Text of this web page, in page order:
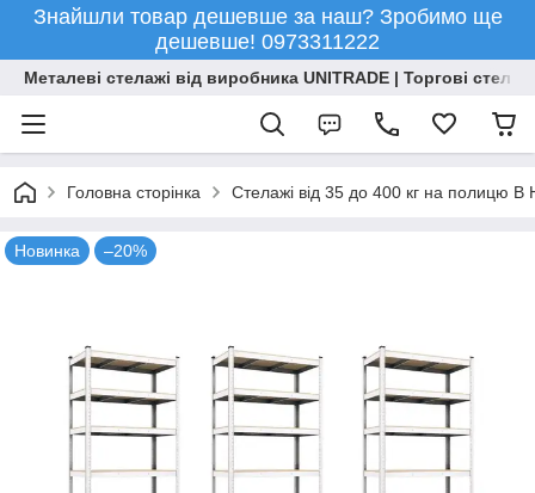
Знайшли товар дешевше за наш? Зробимо ще
дешевше! 0973311222
Металеві стелажі від виробника UNITRADE | Торгові
Головна сторінка Стелажі від 35 до 400 кг на полицю
Новинка –20%